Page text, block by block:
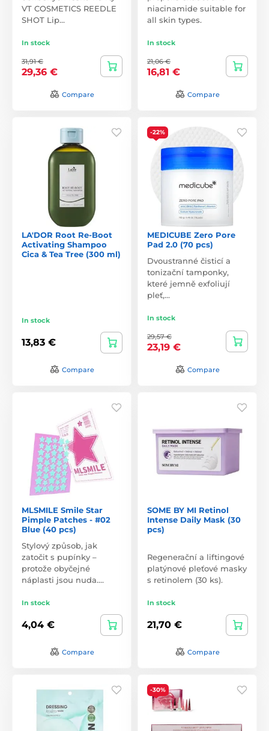
VT COSMETICS REEDLE
SHOT Lip…
In stock
31,91 €
29,36 €
Compare
niacinamide suitable for
all skin types.
In stock
21,06 €
16,81 €
Compare
LA'DOR Root Re-Boot
Activating Shampoo
Cica & Tea Tree (300 ml)
In stock
13,83 €
Compare
-22%
MEDICUBE Zero Pore
Pad 2.0 (70 pcs)
Dvoustranné čisticí a
tonizační tamponky,
které jemně exfoliují
pleť,…
In stock
29,57 €
23,19 €
Compare
MLSMILE Smile Star
Pimple Patches - #02
Blue (40 pcs)
Stylový způsob, jak
zatočit s pupínky –
protože obyčejné
náplasti jsou nuda.…
In stock
4,04 €
Compare
SOME BY MI Retinol
Intense Daily Mask (30
pcs)
Regenerační a liftingové
platýnové pleťové masky
s retinolem (30 ks).
In stock
21,70 €
Compare
-30%